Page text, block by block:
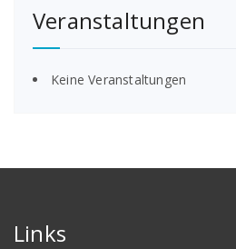
Veranstaltungen
Keine Veranstaltungen
Links